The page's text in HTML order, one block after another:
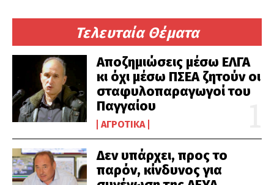
Τελευταία Θέματα
Αποζημιώσεις μέσω ΕΛΓΑ
κι όχι μέσω ΠΣΕΑ ζητούν οι
σταφυλοπαραγωγοί του
Παγγαίου
ΑΓΡΟΤΙΚΆ
Δεν υπάρχει, προς το
παρόν, κίνδυνος για